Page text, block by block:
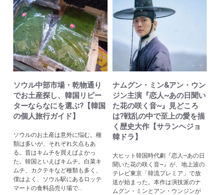
ソウル中部市場・乾物通り
でお土産探し、韓国リピー
ターならなにを選ぶ?【韓国
の個人旅行ガイド】
ソウルのお土産は意外に悩む。種
類は多いが、それぞれ欠点もあ
る。昔はキムチを買えばよかっ
た。韓国といえばキムチ。白菜キ
ムチ、カクテキなど種類も多く、
僕はよく、ソウル駅にあるロッテ
マートの食料品売り場で...
ナムグン・ミン&アン・ウン
ジン主演『恋人~あの日聞い
た花の咲く音~』見どころ
は?戦乱の中で至上の愛を描
く歴史大作【サランヘジョ
韓ドラ】
大ヒット韓国時代劇『恋人~あの日
聞いた花の咲く音~』が、地上波の
テレビ東京「韓流プレミア」で放
送が始まった。本作は演技派のナ
ムグン・ミンとアン・ウンジンが